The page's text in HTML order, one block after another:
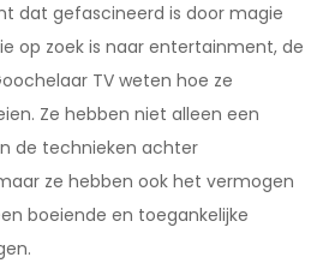
dat gefascineerd is door magie
op zoek is naar entertainment, de
TV weten hoe ze
Ze hebben niet alleen een
de technieken achter
ze hebben ook het vermogen
boeiende en toegankelijke